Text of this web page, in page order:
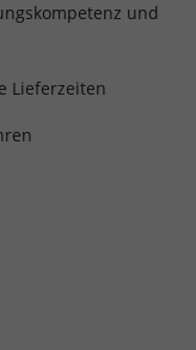
und
Lieferzeiten